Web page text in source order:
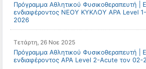
Πρόγραμμα Αθλητικού Φυσικοθεραπευτή |
ενδιαφέροντος ΝΕΟΥ ΚΥΚΛΟΥ APA Level
2026
Τετάρτη, 26 Νοε 2025
Πρόγραμμα Αθλητικού Φυσικοθεραπευτή |
ενδιαφέροντος APA Level 2-Acute τον 02-